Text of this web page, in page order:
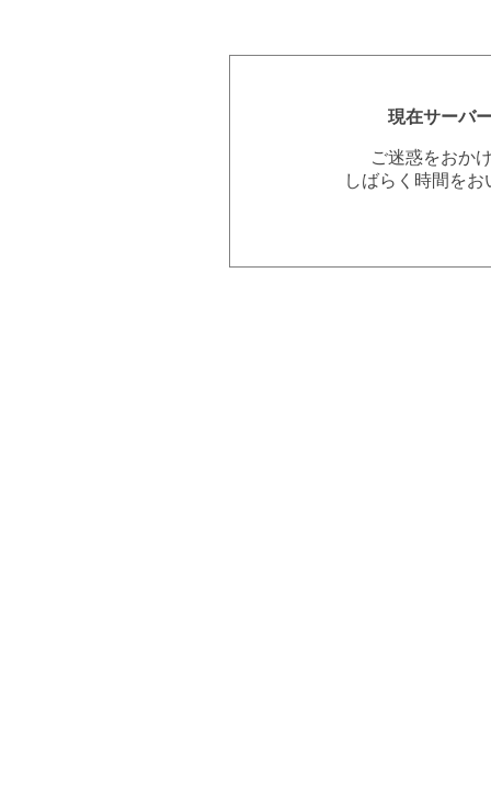
現在サーバ
ご迷惑をおか
しばらく時間を